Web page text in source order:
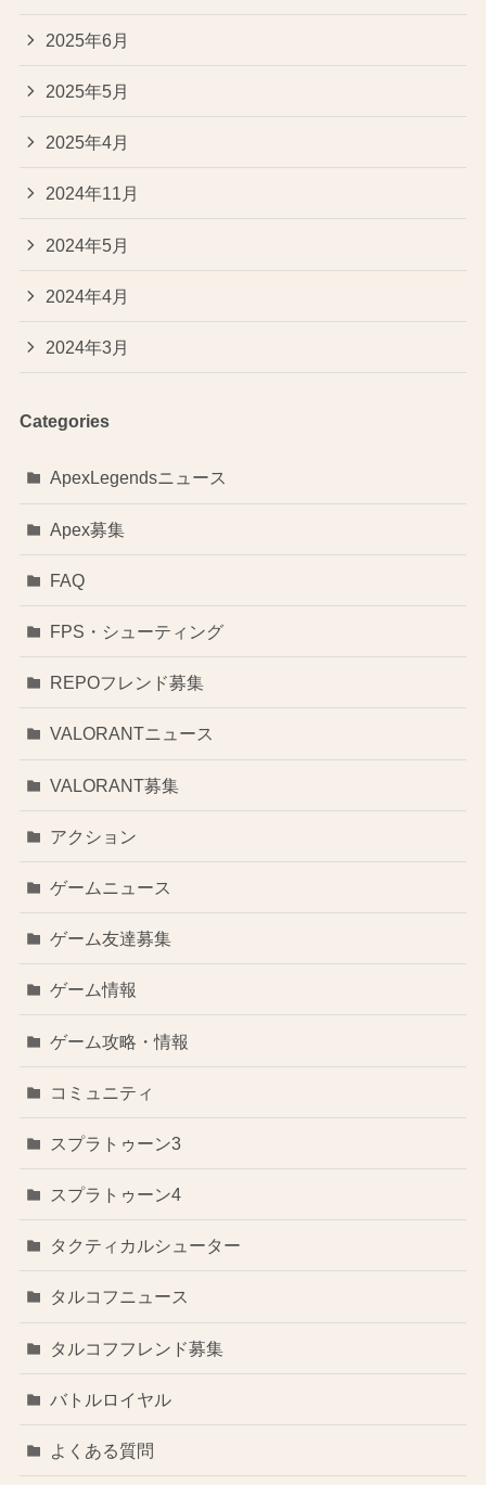
2025年6月
2025年5月
2025年4月
2024年11月
2024年5月
2024年4月
2024年3月
Categories
ApexLegendsニュース
Apex募集
FAQ
FPS・シューティング
REPOフレンド募集
VALORANTニュース
VALORANT募集
アクション
ゲームニュース
ゲーム友達募集
ゲーム情報
ゲーム攻略・情報
コミュニティ
スプラトゥーン3
スプラトゥーン4
タクティカルシューター
タルコフニュース
タルコフフレンド募集
バトルロイヤル
よくある質問